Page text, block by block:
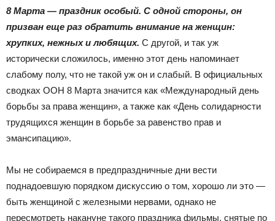
8 Марта — праздник особый. С одной стороны, он
призван еще раз обратить внимание на женщин:
хрупких, нежных и любящих. С другой, и так уж
исторически сложилось, именно этот день напоминает
слабому полу, что не такой уж он и слабый. В официальных
сводках ООН 8 Марта значится как «Международный день
борьбы за права женщин», а также как «День солидарности
трудящихся женщин в борьбе за равенство прав и
эмансипацию».
Мы не собираемся в предпраздничные дни вести
поднадоевшую порядком дискуссию о том, хорошо ли это —
быть женщиной с железными нервами, однако не
пересмотреть накануне такого праздника фильмы, снятые по